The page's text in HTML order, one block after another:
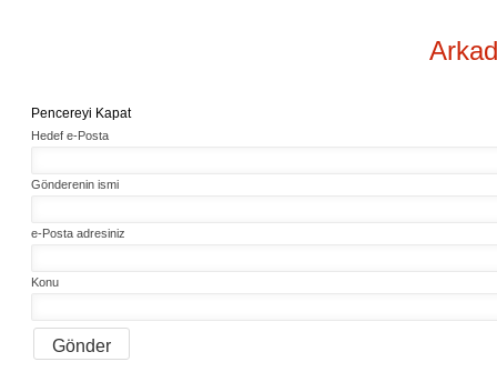
Pencereyi Kapat
Hedef e-Posta
Gönderenin ismi
e-Posta adresiniz
Konu
Gönder